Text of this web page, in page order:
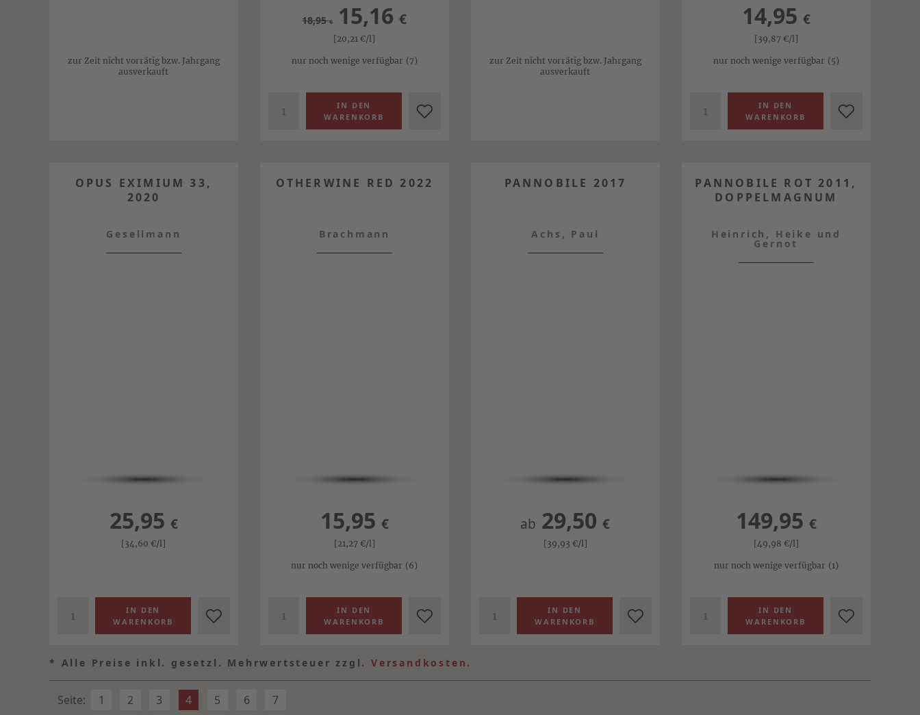
zur Zeit nicht vorrätig bzw. Jahrgang
ausverkauft
18,95€ 15,16€
[20,21€/l]
nur noch wenige verfügbar (7)
zur Zeit nicht vorrätig bzw. Jahrgang
ausverkauft
14,95 €
[39,87 €/l]
nur noch wenige verfügbar (5)
OPUS EXIMIUM 33,
2020
Gesellmann
25,95 €
[34,60€/l]
OTHERWINE RED 2022
Brachmann
15,95 €
[21,27 €/l]
nur noch wenige verfügbar (6)
PANNOBILE 2017
Achs, Paul
ab 29,50€
[39,93 €/l]
PANNOBILE ROT 2011,
DOPPELMAGNUM
Heinrich, Heike und
Gernot
149,95 €
[49,98 €/l]
nur noch wenige verfügbar (1)
* Alle Preise inkl. gesetzl. Mehrwertsteuer zzgl.Versandkosten .
Seite: 1 2 3 4 5 6 7